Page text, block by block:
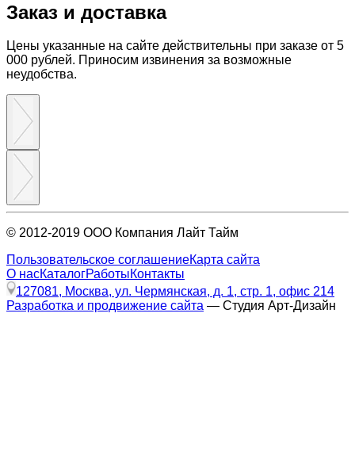
Заказ и доставка
Цены указанные на сайте действительны при заказе от 5
000 рублей. Приносим извинения за возможные
неудобства.
© 2012-2019 ООО Компания Лайт Тайм
Пользовательское соглашениеКарта сайта
О насКаталогРаботыКонтакты
127081, Москва, ул. Чермянская, д. 1, стр. 1, офис 214
Разработка и продвижение сайта — Студия Арт-Дизайн